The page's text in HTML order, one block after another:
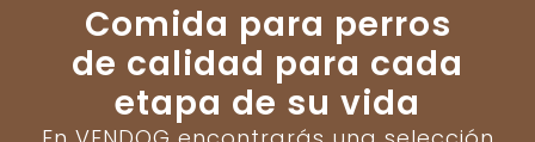
Comida para perros
de calidad para cada
etapa de su vida